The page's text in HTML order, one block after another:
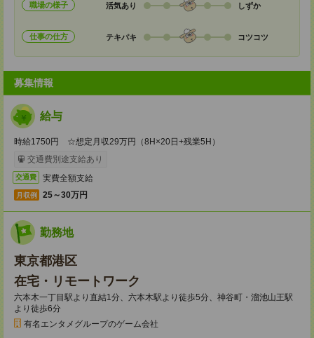
職場の様子 活気あり しずか
仕事の仕方 テキパキ コツコツ
募集情報
給与
時給1750円 ☆想定月収29万円（8H×20日+残業5H）
交通費別途支給あり
交通費 実費全額支給
月収例 25～30万円
勤務地
東京都港区
在宅・リモートワーク
六本木一丁目駅より直結1分、六本木駅より徒歩5分、神谷町・溜池山王駅
より徒歩6分
有名エンタメグループのゲーム会社